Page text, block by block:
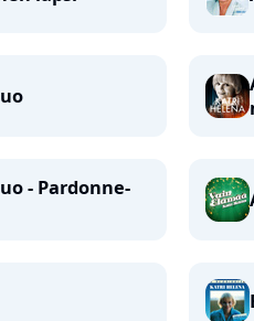
- Pardonne-